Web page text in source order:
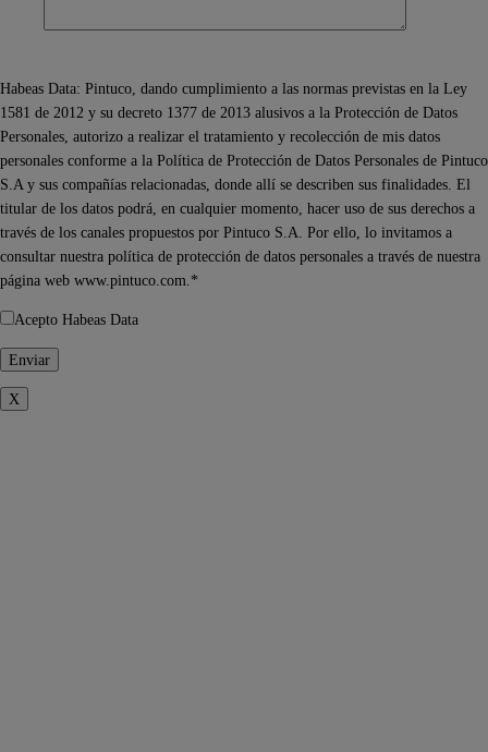
Habeas Data: Pintuco, dando cumplimiento a las normas previstas en la Ley
1581 de 2012 y su decreto 1377 de 2013 alusivos a la Protección de Datos
Personales, autorizo a realizar el tratamiento y recolección de mis datos
personales conforme a la Política de Protección de Datos Personales de Pintuco
S.A y sus compañías relacionadas, donde allí se describen sus finalidades. El
titular de los datos podrá, en cualquier momento, hacer uso de sus derechos a
través de los canales propuestos por Pintuco S.A. Por ello, lo invitamos a
consultar nuestra política de protección de datos personales a través de nuestra
página web www.pintuco.com.*
Acepto Habeas Data
X